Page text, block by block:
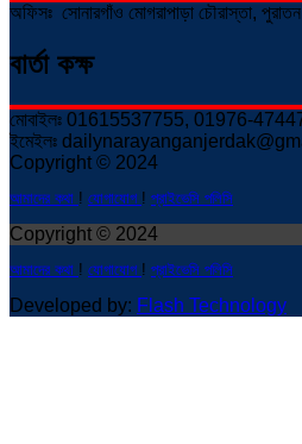
অফিসঃ সোনারগাঁও মোগরাপাড়া চৌরাস্তা, পুরাতন
বার্তা কক্ষ
মোবাইলঃ 01615537755, 01976-
ইমেইলঃ
Copyright © 2024
আমাদের কথা ! যোগাযোগ ! প্রাইভেসি পলিসি
Copyright © 2024
আমাদের কথা ! যোগাযোগ ! প্রাইভেসি পলিসি
Developed by: Flash Technology